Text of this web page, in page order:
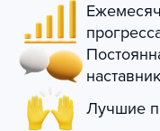
Лучшие